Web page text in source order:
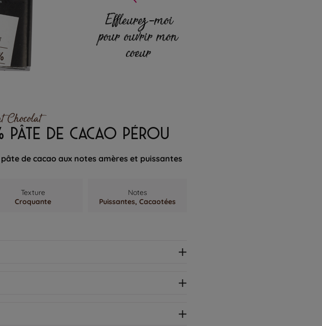
Effleurez-moi
pour ouvrir mon
coeur
Chocolat
PÂTE DE CACAO PÉROU
de cacao aux notes amères et puissantes
Texture
Croquante
Notes
Puissantes, Cacaotées